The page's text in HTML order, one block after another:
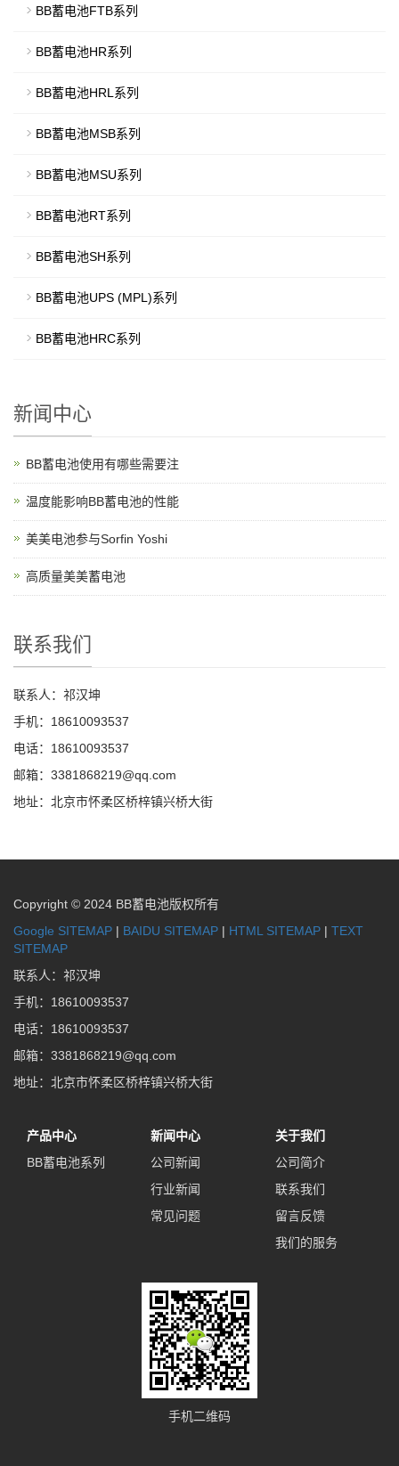
BB蓄电池FTB系列
BB蓄电池HR系列
BB蓄电池HRL系列
BB蓄电池MSB系列
BB蓄电池MSU系列
BB蓄电池RT系列
BB蓄电池SH系列
BB蓄电池UPS (MPL)系列
BB蓄电池HRC系列
新闻中心
BB蓄电池使用有哪些需要注
温度能影响BB蓄电池的性能
美美电池参与Sorfin Yoshi
高质量美美蓄电池
联系我们
联系人：祁汉坤
手机：18610093537
电话：18610093537
邮箱：3381868219@qq.com
地址：北京市怀柔区桥梓镇兴桥大街
Copyright © 2024 BB蓄电池版权所有
Google SITEMAP | BAIDU SITEMAP | HTML SITEMAP | TEXT
SITEMAP
联系人：祁汉坤
手机：18610093537
电话：18610093537
邮箱：3381868219@qq.com
地址：北京市怀柔区桥梓镇兴桥大街
产品中心
BB蓄电池系列
新闻中心
公司新闻
行业新闻
常见问题
关于我们
公司简介
联系我们
留言反馈
我们的服务
手机二维码